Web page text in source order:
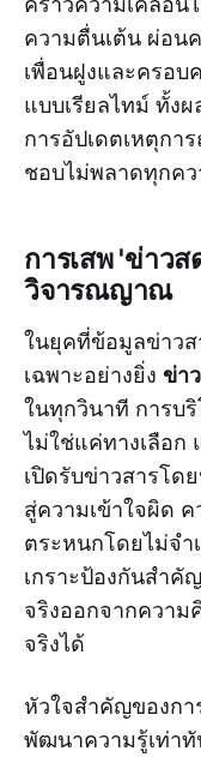
ความตื่นเต้น ผ่อน
เพื่อนฝูงและครอบ
แบบเรียลไทม์ ทั้ง
การอัปเดตเหตุก
ชอบไม่พลาดทุกค
การเสพ 'ข่าว
วิจารณญาณ
ในยุคที่ข้อมูลข่าวส
เฉพาะอย่างยิ่ง ข่า
ในทุกวินาที การบ
ไม่ใช่แค่ทางเลือก
เปิดรับข่าวสารโด
สู่ความเข้าใจผิด
ตระหนกโดยไม่จ
เกราะป้องกันสำคั
จริงออกจากความ
จริงได้
หัวใจสำคัญของกา
พัฒนาความรู้เท่าทั